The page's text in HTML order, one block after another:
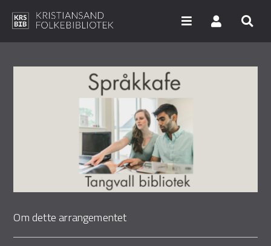
Arrangementer
Bibliotekene
Nyheter
Søk i våre databaser
Om dette arrangementet